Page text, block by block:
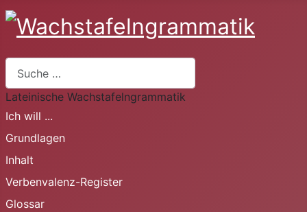
Lateinische Wachstafelngrammatik
Ich will ...
Grundlagen
Inhalt
Verbenvalenz-Register
Glossar